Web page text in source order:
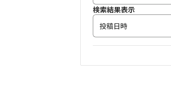
検索結果表示
投稿日時